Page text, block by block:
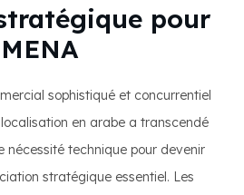
pour
sophistiqué et concurrentiel
en arabe a transcendé
nécessité technique pour devenir
stratégique essentiel. Les